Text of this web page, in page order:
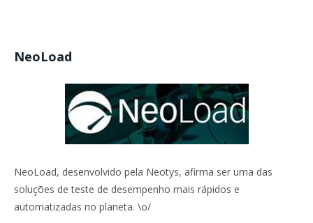
NeoLoad
NeoLoad, desenvolvido pela Neotys, afirma ser uma das
soluções de teste de desempenho mais rápidos e
automatizadas no planeta. \o/